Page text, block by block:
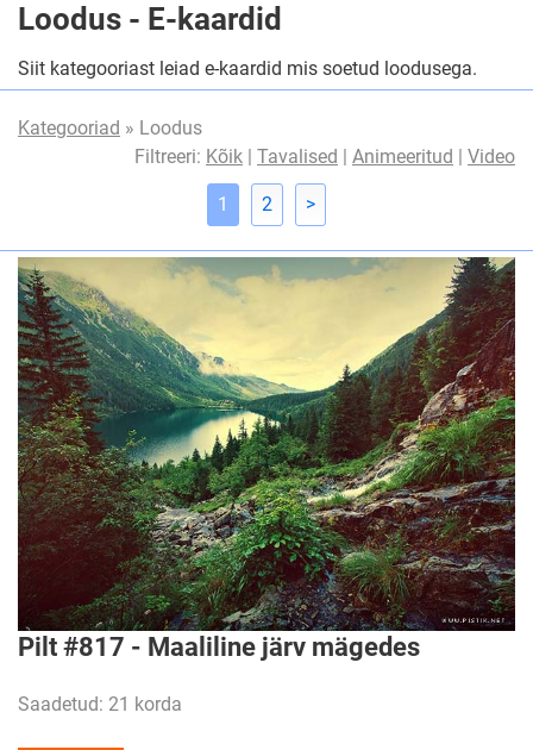
Loodus - E-kaardid
Siit kategooriast leiad e-kaardid mis soetud loodusega.
Kategooriad » Loodus
Filtreeri: Kõik | Tavalised | Animeeritud | Video
1 2 >
Pilt #817 - Maaliline järv mägedes
Saadetud: 21 korda